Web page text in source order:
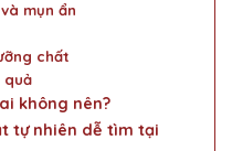
mụn ẩn
chất
quả
không nên?
tự nhiên dễ tìm tại